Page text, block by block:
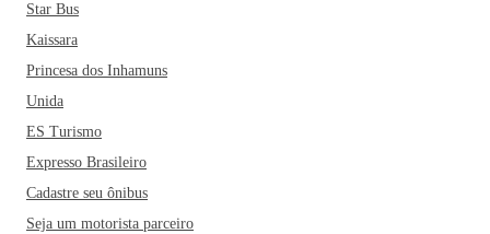
Star Bus
Kaissara
Princesa dos Inhamuns
Unida
ES Turismo
Expresso Brasileiro
Cadastre seu ônibus
Seja um motorista parceiro